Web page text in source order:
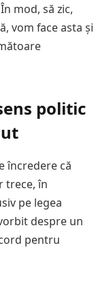
mod, să zic,
vom face asta și
politic
încredere că
trece, în
pe legea
despre un
pentru